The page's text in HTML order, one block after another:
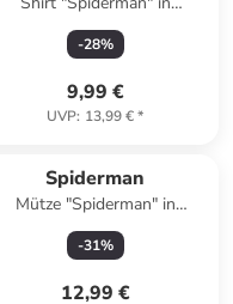
Dunkelblau
-28%
9,99 €
UVP: 13,99 €*
Spiderman
Mütze "Spiderman" in
Dunkelblau
-31%
12,99 €